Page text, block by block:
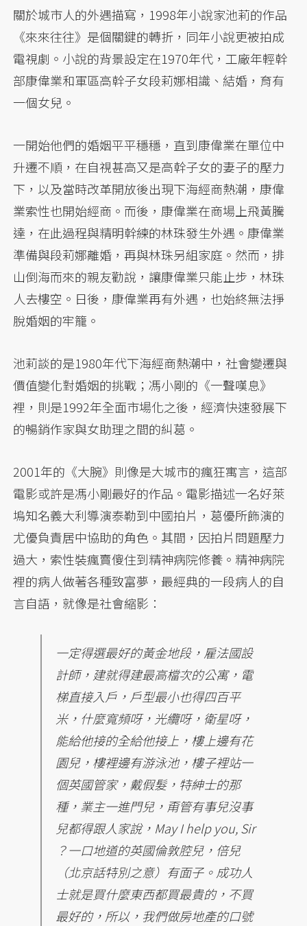
關於城市人的外遇描寫，1998年小說家池莉的作品
《來來往往》是個關鍵的轉折，同年小說更被拍成
電視劇。小說的背景設定在1970年代，工廠年輕幹
部康偉業和軍區高幹子女段莉娜相識、結婚，育有
一個女兒。
一開始他們的婚姻平平穩穩，直到康偉業在單位中
升遷不順，在自視甚高又是高幹子女的妻子的壓力
下，以及當時改革開放後出現下海經商熱潮，康偉
業索性也開始經商。而後，康偉業在商場上飛黃騰
達，在此過程與精明幹練的林珠發生外遇。康偉業
準備與段莉娜離婚，再與林珠另組家庭。然而，排
山倒海而來的親友勸說，讓康偉業只能止步，林珠
人去樓空。日後，康偉業再有外遇，也始終無法掙
脫婚姻的牢籠。
池莉談的是1980年代下海經商熱潮中，社會變遷與
價值變化對婚姻的挑戰；馮小剛的《一聲嘆息》
裡，則是1992年全面市場化之後，經濟快速發展下
的暢銷作家與女助理之間的糾葛。
2001年的《大腕》則像是大城市的瘋狂寓言，這部
電影或許是馮小剛最好的作品。電影描述一名好萊
塢知名義大利導演泰勒到中國拍片，葛優所飾演的
尤優負責居中協助的角色。其間，因拍片問題壓力
過大，索性裝瘋賣傻住到精神病院修養。精神病院
裡的病人做著各種致富夢，最經典的一段病人的自
言自語，就像是社會縮影：
一定得選最好的黃金地段，雇法國設
計師，建就得建最高檔次的公寓，電
梯直接入戶，戶型最小也得四百平
米，什麼寬頻呀，光纜呀，衛星呀，
能給他接的全給他接上，樓上邊有花
園兒，樓裡邊有游泳池，樓子裡站一
個英國管家，戴假髮，特紳士的那
種，業主一進門兒，甭管有事兒沒事
兒都得跟人家說，May I help you, Sir
？一口地道的英國倫敦腔兒，倍兒
（北京話特別之意）有面子。成功人
士就是買什麼東西都買最貴的，不買
最好的，所以，我們做房地產的口號